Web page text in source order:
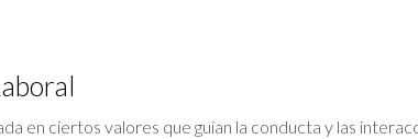
en ciertos valores que guían la conducta y las